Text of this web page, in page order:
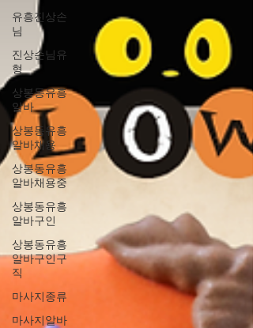
유흥진상손
님
진상손님유
형
상봉동유흥
알바
상봉동유흥
알바채용
상봉동유흥
알바채용중
상봉동유흥
알바구인
상봉동유흥
알바구인구
직
마사지종류
마사지알바